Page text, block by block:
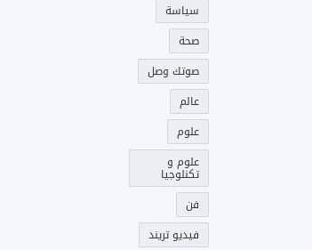
سياسة
صحة
صوتك وصل
عالم
علوم
علوم و
تكنلوجيا
فن
فيديو تريند